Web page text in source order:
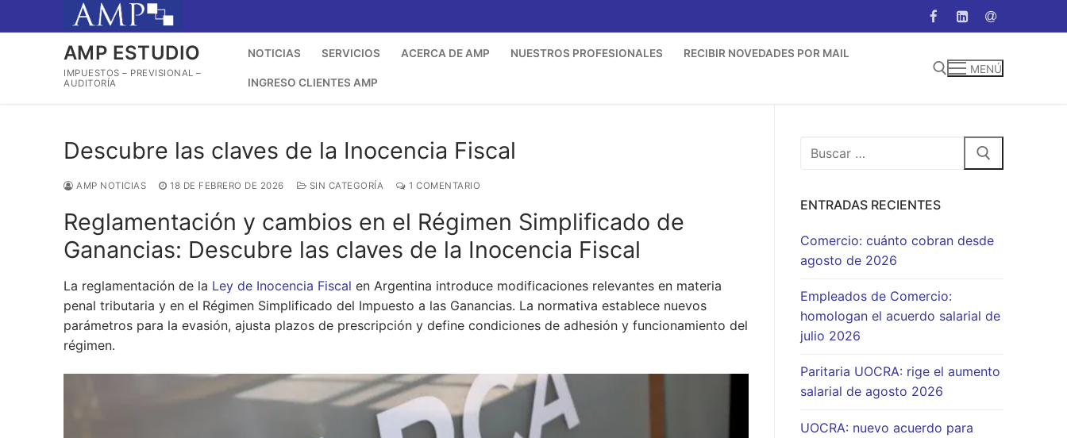
al
AMP ESTUDIO
IMPUESTOS – PREVISIONAL –
AUDITORÍA
NOTICIAS SERVICIOS ACERCA DE AMP NUESTROS PROFESIONALES RECIBIR NOVEDADES POR MAIL
INGRESO CLIENTES AMP
MENÚ
Descubre las claves de la Inocencia Fiscal
AMP NOTICIAS 18 DE FEBRERO DE 2026 SIN CATEGORÍA 1 COMENTARIO
Reglamentación y cambios en el Régimen Simplificado de
Ganancias: Descubre las claves de la Inocencia Fiscal
La reglamentación de la Ley de Inocencia Fiscal en Argentina introduce modificaciones relevantes en materia
penal tributaria y en el Régimen Simplificado del Impuesto a las Ganancias. La normativa establece nuevos
parámetros para la evasión, ajusta plazos de prescripción y define condiciones de adhesión y funcionamiento del
régimen.
Buscar:
ENTRADAS RECIENTES
Comercio: cuánto cobran desde
agosto de 2026
Empleados de Comercio:
homologan el acuerdo salarial de
julio 2026
Paritaria UOCRA: rige el aumento
salarial de agosto 2026
UOCRA: nuevo acuerdo para